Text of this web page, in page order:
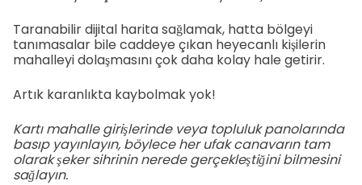
Taranabilir dijital harita sağlamak, hatta bölgeyi
tanımasalar bile caddeye çıkan heyecanlı kişilerin
mahalleyi dolaşmasını çok daha kolay hale getirir.
Artık karanlıkta kaybolmak yok!
Kartı mahalle girişlerinde veya topluluk panolarında
basıp yayınlayın, böylece her ufak canavarın tam
olarak şeker sihrinin nerede gerçekleştiğini bilmesini
sağlayın.